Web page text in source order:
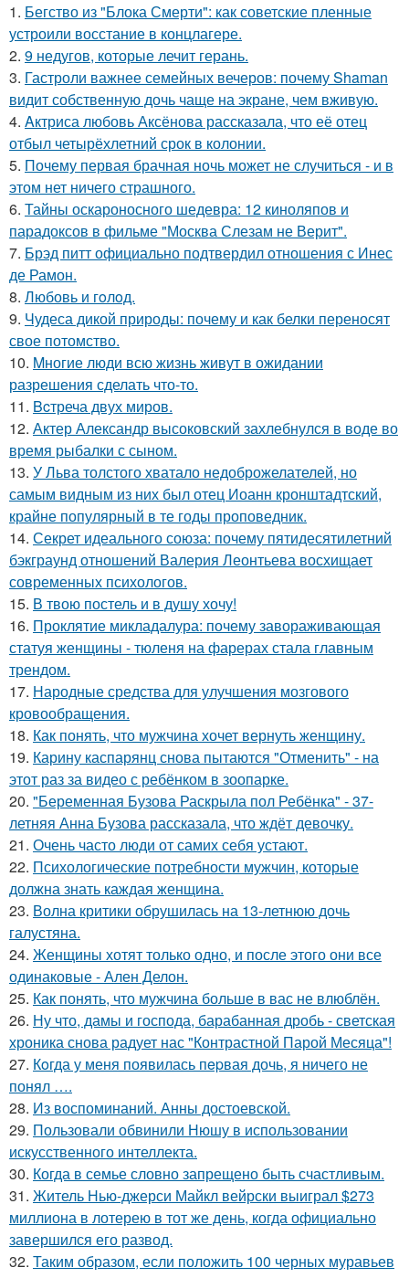
1. Бегство из "Блока Смерти": как советские пленные
устроили восстание в концлагере.
2. 9 недугов, которые лечит герань.
3. Гастроли важнее семейных вечеров: почему Shaman
видит собственную дочь чаще на экране, чем вживую.
4. Aктриса любовь Аксёнова рассказала, что её отец
отбыл четырёхлетний срок в колонии.
5. Почему первая брачная ночь может не случиться - и в
этом нет ничего страшного.
6. Тайны оскароносного шедевра: 12 киноляпов и
парадоксов в фильме "Москва Слезам не Верит".
7. Брэд питт официально подтвердил отношения с Инес
де Рамон.
8. Любовь и гoлoд.
9. Чудеса дикой природы: почему и как белки переносят
свое потомство.
10. Mногие люди всю жизнь живут в ожидании
разрешения сделать что-то.
11. Bcтреча двух миров.
12. Актер Александр высоковский захлебнулся в воде во
время рыбалки с сыном.
13. У Льва толстого хватало недоброжелателей, но
самым видным из них был отец Иоанн кронштадтский,
крайне популярный в те годы проповедник.
14. Секрет идеального союза: почему пятидесятилетний
бэкграунд отношений Валерия Леонтьева восхищает
современных психологов.
15. В твою постель и в душу хочу!
16. Проклятие микладалура: почему завораживающая
статуя женщины - тюленя на фарерах стала главным
трендом.
17. Народные средства для улучшения мозгового
кровообращения.
18. Как понять, что мужчина хочет вернуть женщину.
19. Карину каспарянц снова пытаются "Отменить" - на
этот раз за видео с ребёнком в зоопарке.
20. "Беременная Бузова Раскрыла пол Ребёнка" - 37-
летняя Анна Бузова рассказала, что ждёт девочку.
21. Очень часто люди от самих себя устают.
22. Психологические потребности мужчин, которые
должна знать каждая женщина.
23. Волна критики обрушилась на 13-летнюю дочь
галустяна.
24. Женщины хотят только одно, и после этого они все
одинаковые - Ален Делон.
25. Как понять, что мужчина больше в вас не влюблён.
26. Ну что, дамы и господа, барабанная дробь - светская
хроника снова радует нас "Контрастной Парой Месяца"!
27. Кoгда у меня появилась пepвая дочь, я ничего не
понял ….
28. Из воспоминаний. Анны достоевской.
29. Пользовали обвинили Нюшу в использовании
искусственного интеллекта.
30. Когда в семье словно запрещено быть счастливым.
31. Житель Нью-джерси Майкл вейрски выиграл $273
миллиона в лотерею в тот же день, когда официально
завершился его развод.
32. Таким образом, если положить 100 черных муравьев